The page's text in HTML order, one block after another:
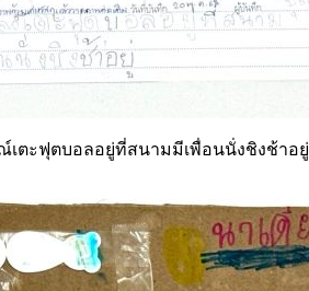
ตะฟุตบอลอยู่ที่สนามมีเพื่อนนั่งชิงช้าอยู่